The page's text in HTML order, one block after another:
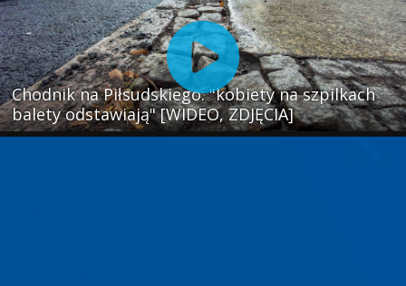
Chodnik na Piłsudskiego: "kobiety na szpilkach
balety odstawiają" [WIDEO, ZDJĘCIA]